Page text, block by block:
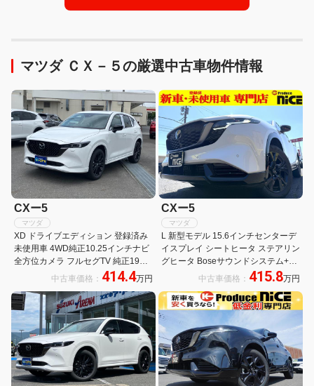
マツダ ＣＸ－５の厳選中古車物件情報
CXー5
マツダ
XD ドライブエディション 登録済み
未使用車 4WD純正10.25インチナビ
全方位カメラ フルセグTV 純正19イ
ンチアルミホイール 前席シートクー
ラー全席シートヒーター前席パワー
シートパワーバックドアサンルーフ
BOSEサウンド
中古車価格： 414.4万円
CXー5
マツダ
L 新型モデル 15.6インチセンターデ
イスプレイ シートヒータ ステアリン
グヒータ Boseサウンドシステム+12
スピーカ ワイヤレス充電器 ハンズフ
リー機能付きパワーバックドア パノ
ラミックビュー
中古車価格： 415.8万円